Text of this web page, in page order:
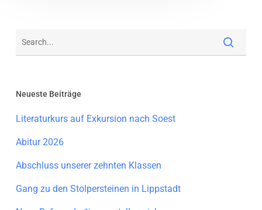
Neueste Beiträge
Literaturkurs auf Exkursion nach Soest
Abitur 2026
Abschluss unserer zehnten Klassen
Gang zu den Stolpersteinen in Lippstadt